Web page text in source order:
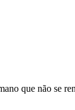
que não se